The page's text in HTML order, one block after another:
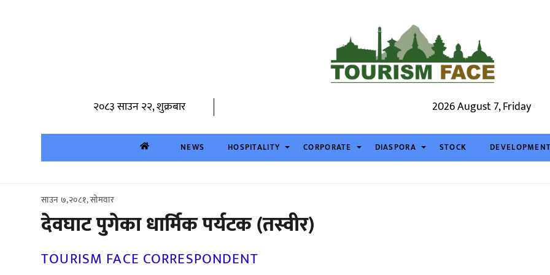
२०८३ साउन २२, शुक्रबार 2026 August 7, Friday
NEWS HOSPITALITY CORPORATE DIASPORA STOCK DEVELOPMENT
साउन ७,२०८१, सोमवार
देवघाट पुगेका धार्मिक पर्यटक (तस्वीर)
TOURISM FACE CORRESPONDENT